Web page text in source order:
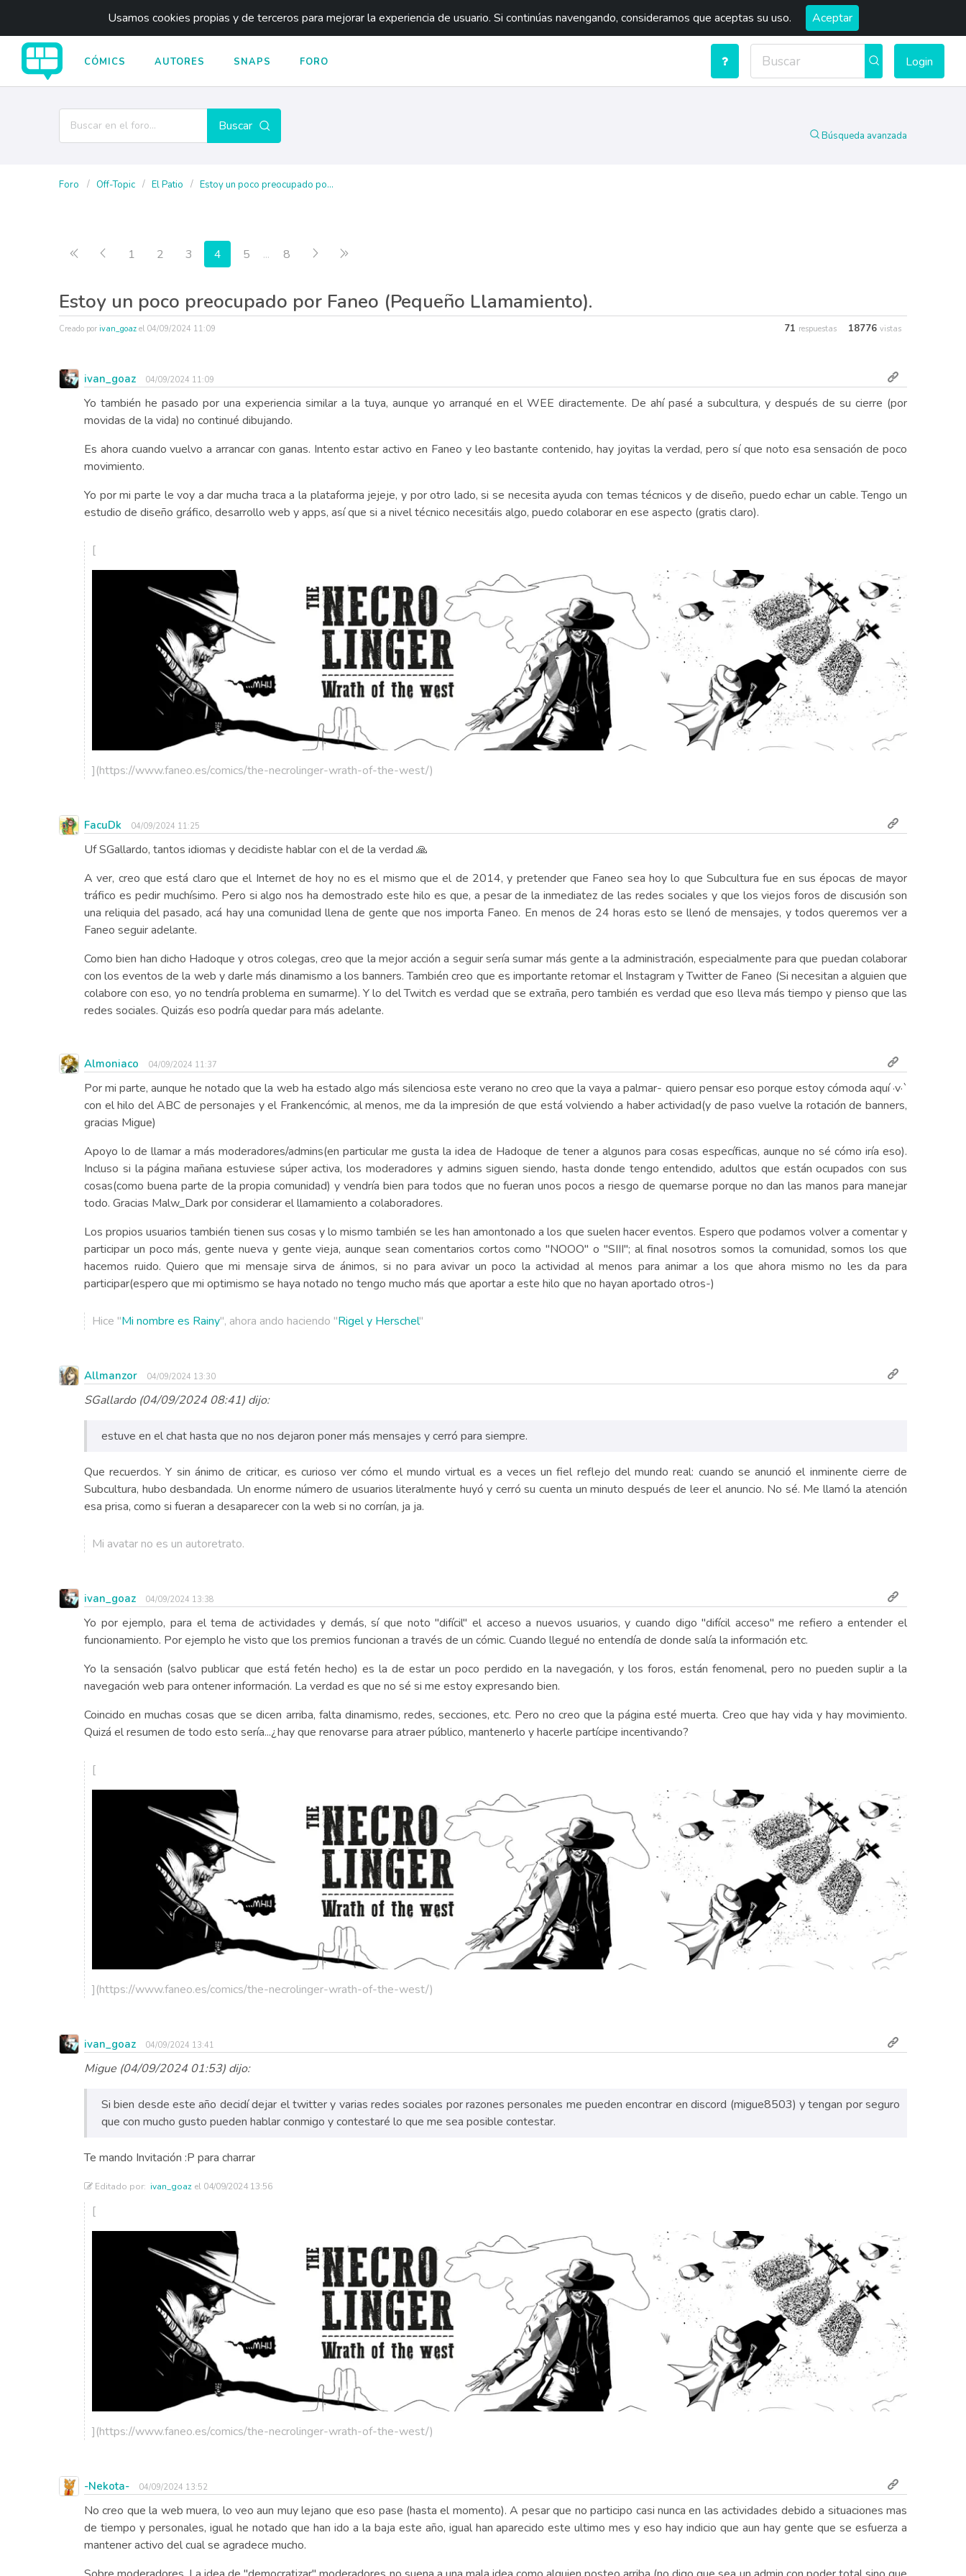
Usamos cookies propias y de terceros para mejorar la experiencia de usuario. Si continúas navengando, consideramos que aceptas su uso. Aceptar
CÓMICS AUTORES SNAPS FORO Login
Buscar
Búsqueda avanzada
Foro Off-Topic El Patio Estoy un poco preocupado po...
Primera página
Anterior
1 2 3 4 5 ... 8 Siguiente
Estoy un poco preocupado por Faneo (Pequeño Llamamiento).
Creado por ivan_goaz el 04/09/2024 11:09 71 respuestas 18776 vistas
ivan_goaz 04/09/2024 11:09
Yo también he pasado por una experiencia similar a la tuya, aunque yo arranqué en el WEE diractemente. De ahí pasé a subcultura, y después de su cierre (por
movidas de la vida) no continué dibujando.
Es ahora cuando vuelvo a arrancar con ganas. Intento estar activo en Faneo y leo bastante contenido, hay joyitas la verdad, pero sí que noto esa sensación de poco
movimiento.
Yo por mi parte le voy a dar mucha traca a la plataforma jejeje, y por otro lado, si se necesita ayuda con temas técnicos y de diseño, puedo echar un cable. Tengo un
estudio de diseño gráfico, desarrollo web y apps, así que si a nivel técnico necesitáis algo, puedo colaborar en ese aspecto (gratis claro).
[
](https://www.faneo.es/comics/the-necrolinger-wrath-of-the-west/)
FacuDk 04/09/2024 11:25
Uf SGallardo, tantos idiomas y decidiste hablar con el de la verdad 🙏
A ver, creo que está claro que el Internet de hoy no es el mismo que el de 2014, y pretender que Faneo sea hoy lo que Subcultura fue en sus épocas de mayor
tráfico es pedir muchísimo. Pero si algo nos ha demostrado este hilo es que, a pesar de la inmediatez de las redes sociales y que los viejos foros de discusión son
una reliquia del pasado, acá hay una comunidad llena de gente que nos importa Faneo. En menos de 24 horas esto se llenó de mensajes, y todos queremos ver a
Faneo seguir adelante.
Como bien han dicho Hadoque y otros colegas, creo que la mejor acción a seguir sería sumar más gente a la administración, especialmente para que puedan colaborar
con los eventos de la web y darle más dinamismo a los banners. También creo que es importante retomar el Instagram y Twitter de Faneo (Si necesitan a alguien que
colabore con eso, yo no tendría problema en sumarme). Y lo del Twitch es verdad que se extraña, pero también es verdad que eso lleva más tiempo y pienso que las
redes sociales. Quizás eso podría quedar para más adelante.
Almoniaco 04/09/2024 11:37
Por mi parte, aunque he notado que la web ha estado algo más silenciosa este verano no creo que la vaya a palmar- quiero pensar eso porque estoy cómoda aquí ·v·`
con el hilo del ABC de personajes y el Frankencómic, al menos, me da la impresión de que está volviendo a haber actividad(y de paso vuelve la rotación de banners,
gracias Migue)
Apoyo lo de llamar a más moderadores/admins(en particular me gusta la idea de Hadoque de tener a algunos para cosas específicas, aunque no sé cómo iría eso).
Incluso si la página mañana estuviese súper activa, los moderadores y admins siguen siendo, hasta donde tengo entendido, adultos que están ocupados con sus
cosas(como buena parte de la propia comunidad) y vendría bien para todos que no fueran unos pocos a riesgo de quemarse porque no dan las manos para manejar
todo. Gracias Malw_Dark por considerar el llamamiento a colaboradores.
Los propios usuarios también tienen sus cosas y lo mismo también se les han amontonado a los que suelen hacer eventos. Espero que podamos volver a comentar y
participar un poco más, gente nueva y gente vieja, aunque sean comentarios cortos como "NOOO" o "SIII"; al final nosotros somos la comunidad, somos los que
hacemos ruido. Quiero que mi mensaje sirva de ánimos, si no para avivar un poco la actividad al menos para animar a los que ahora mismo no les da para
participar(espero que mi optimismo se haya notado no tengo mucho más que aportar a este hilo que no hayan aportado otros-)
Hice "Mi nombre es Rainy", ahora ando haciendo "Rigel y Herschel"
Allmanzor 04/09/2024 13:30
SGallardo (04/09/2024 08:41) dijo:
estuve en el chat hasta que no nos dejaron poner más mensajes y cerró para siempre.
Que recuerdos. Y sin ánimo de criticar, es curioso ver cómo el mundo virtual es a veces un fiel reflejo del mundo real: cuando se anunció el inminente cierre de
Subcultura, hubo desbandada. Un enorme número de usuarios literalmente huyó y cerró su cuenta un minuto después de leer el anuncio. No sé. Me llamó la atención
esa prisa, como si fueran a desaparecer con la web si no corrían, ja ja.
Mi avatar no es un autoretrato.
ivan_goaz 04/09/2024 13:38
Yo por ejemplo, para el tema de actividades y demás, sí que noto "difícil" el acceso a nuevos usuarios, y cuando digo "difícil acceso" me refiero a entender el
funcionamiento. Por ejemplo he visto que los premios funcionan a través de un cómic. Cuando llegué no entendía de donde salía la información etc.
Yo la sensación (salvo publicar que está fetén hecho) es la de estar un poco perdido en la navegación, y los foros, están fenomenal, pero no pueden suplir a la
navegación web para ontener información. La verdad es que no sé si me estoy expresando bien.
Coincido en muchas cosas que se dicen arriba, falta dinamismo, redes, secciones, etc. Pero no creo que la página esté muerta. Creo que hay vida y hay movimiento.
Quizá el resumen de todo esto sería...¿hay que renovarse para atraer público, mantenerlo y hacerle partícipe incentivando?
[
](https://www.faneo.es/comics/the-necrolinger-wrath-of-the-west/)
ivan_goaz 04/09/2024 13:41
Migue (04/09/2024 01:53) dijo:
Si bien desde este año decidí dejar el twitter y varias redes sociales por razones personales me pueden encontrar en discord (migue8503) y tengan por seguro
que con mucho gusto pueden hablar conmigo y contestaré lo que me sea posible contestar.
Te mando Invitación :P para charrar
Editado por: ivan_goaz el 04/09/2024 13:56
[
](https://www.faneo.es/comics/the-necrolinger-wrath-of-the-west/)
-Nekota- 04/09/2024 13:52
No creo que la web muera, lo veo aun muy lejano que eso pase (hasta el momento). A pesar que no participo casi nunca en las actividades debido a situaciones mas
de tiempo y personales, igual he notado que han ido a la baja este año, igual han aparecido este ultimo mes y eso hay indicio que aun hay gente que se esfuerza a
mantener activo del cual se agradece mucho.